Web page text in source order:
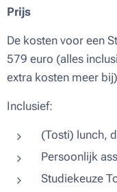
Prijs
De kosten voor een
579 euro (alles
extra kosten meer bij)
Inclusief:
(Tosti) lunch,
Persoonlijk
Studiekeuze